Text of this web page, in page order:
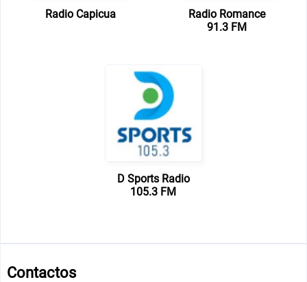
Radio Capicua
Radio Romance
91.3 FM
D Sports Radio
105.3 FM
Contactos